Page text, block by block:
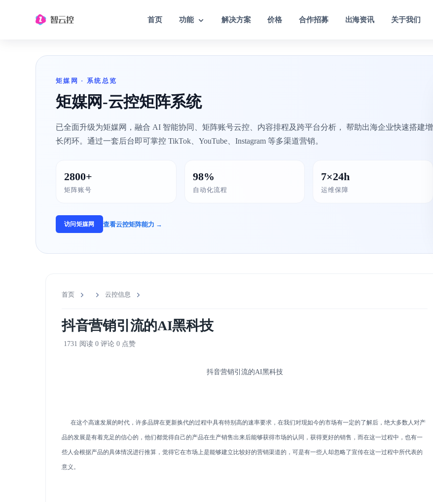
首页 功能
TK自动化营销工具/矩阵模拟真人操作
解决方案 价格 合作招募 出海资讯 关于我们
矩媒网 · 系统总览
矩媒网-云控矩阵系统
已全面升级为矩媒网，融合 AI 智能协同、矩阵账号云控、内容排程及跨平台分析， 帮助出海企业快速搭建增
长闭环。通过一套后台即可掌控 TikTok、YouTube、Instagram 等多渠道营销。
2800+
矩阵账号
98%
自动化流程
7×24h
运维保障
访问矩媒网 查看云控矩阵能力 →
首页 云控信息
抖音营销引流的AI黑科技
1731 阅读 0 评论 0 点赞
抖音营销引流的AI黑科技
在这个高速发展的时代，许多品牌在更新换代的过程中具有特别高的速率要求，在我们对现如今的市场有一定的了解后，绝大多数人对产
品的发展是有着充足的信心的，他们都觉得自己的产品在生产销售出来后能够获得市场的认同，获得更好的销售，而在这一过程中，也有一
些人会根据产品的具体情况进行推算，觉得它在市场上是能够建立比较好的营销渠道的，可是有一些人却忽略了宣传在这一过程中所代表的
意义。